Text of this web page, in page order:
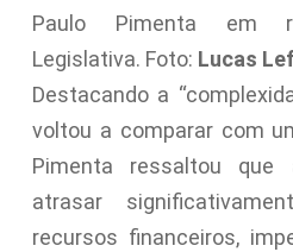
Paulo Pimenta em
Legislativa. Foto: Lucas
Destacando a
voltou a comparar com
Pimenta ressaltou que
atrasar
recursos financeiros,